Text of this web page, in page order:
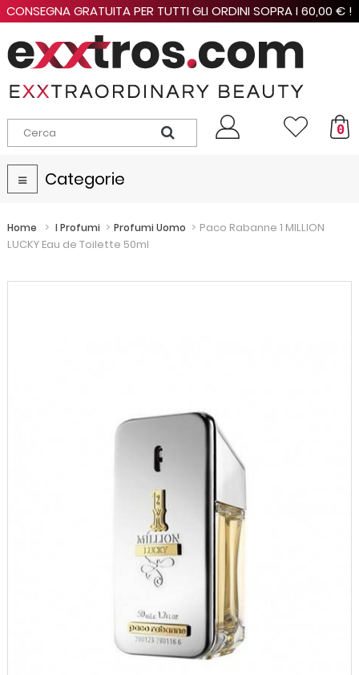
CONSEGNA GRATUITA PER TUTTI GLI ORDINI SOPRA I 60,00 € !
0
Navigazione
Toggle
Categorie
Home > I Profumi > Profumi Uomo > Paco Rabanne 1 MILLION
LUCKY Eau de Toilette 50ml